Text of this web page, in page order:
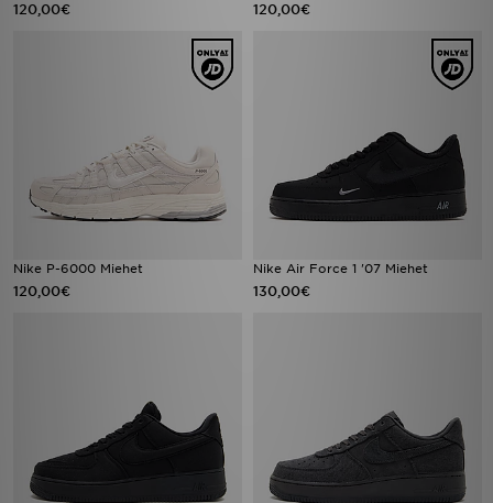
120,00€ 120,00€
Nike P-6000 Miehet
120,00€
Nike Air Force 1 '07 Miehet
130,00€